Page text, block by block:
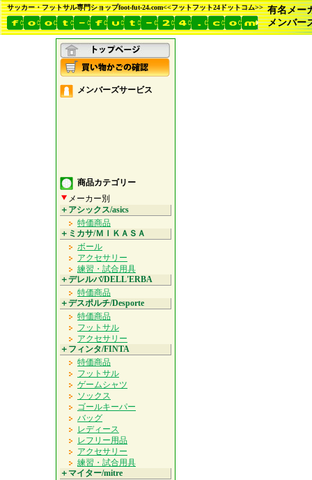
有名メー
メンバー
サッカー・フットサル専門ショップfoot-fut-24.com<<フットフット24ドットコム>>
メンバーズサービス
商品カテゴリー
メーカー別
＋アシックス/asics
特価商品
＋ミカサ/ＭＩＫＡＳＡ
ボール
アクセサリー
練習・試合用具
＋デレルバ/DELL'ERBA
特価商品
＋デスポルチ/Desporte
特価商品
フットサル
アクセサリー
＋フィンタ/FINTA
特価商品
フットサル
ゲームシャツ
ソックス
ゴールキーパー
バッグ
レディース
レフリー用品
アクセサリー
練習・試合用具
＋マイター/mitre